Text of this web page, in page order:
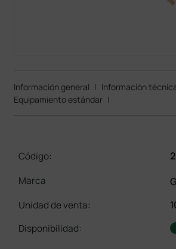
Información general | Información
Equipamiento estándar |
Código:
Marca
Unidad de venta:
Disponibilidad: